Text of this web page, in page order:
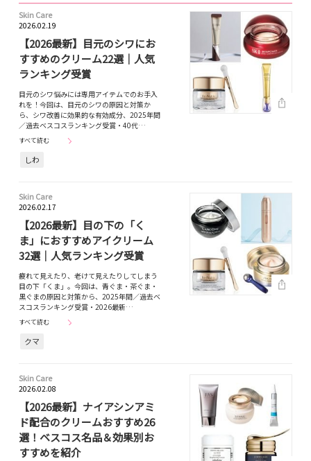
Skin Care
2026.02.19
【2026最新】目元のシワにお
すすめのクリーム22選｜人気
ランキング受賞
目元のシワ悩みには専用アイテムでのお手入
れを！今回は、目元のシワの原因と対策か
ら、シワ改善に効果的な有効成分、2025年間
／過去ベスコスランキング受賞・40代…
すべて読む
しわ
Skin Care
2026.02.17
【2026最新】目の下の「く
ま」におすすめアイクリーム
32選｜人気ランキング受賞
疲れて見えたり、老けて見えたりしてしまう
目の下「くま」。今回は、青ぐま・茶ぐま・
黒ぐまの原因と対策から、2025年間／過去ベ
スコスランキング受賞・2026最新…
すべて読む
クマ
Skin Care
2026.02.08
【2026最新】ナイアシンアミ
ド配合のクリームおすすめ26
選！ベスコス名品＆効果別お
すすめを紹介